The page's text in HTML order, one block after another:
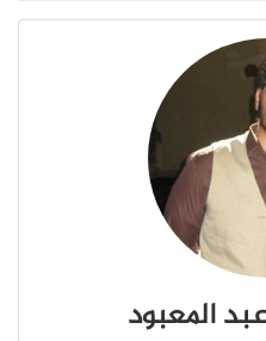
المعبود